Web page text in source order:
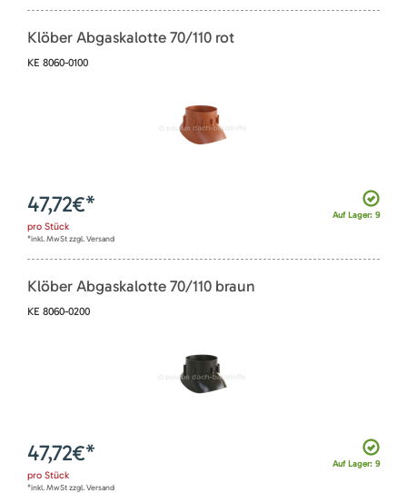
Klöber Abgaskalotte 70/110 rot
KE 8060-0100
Auf Lager: 9
47,72€*
pro Stück
*inkl. MwSt zzgl. Versand
Klöber Abgaskalotte 70/110 braun
KE 8060-0200
Auf Lager: 9
47,72€*
pro Stück
*inkl. MwSt zzgl. Versand